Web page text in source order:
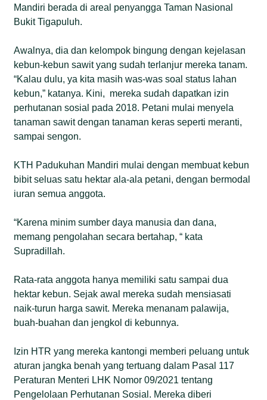
Mandiri berada di areal penyangga Taman Nasional
Bukit Tigapuluh.
Awalnya, dia dan kelompok bingung dengan kejelasan
kebun-kebun sawit yang sudah terlanjur mereka tanam.
“Kalau dulu, ya kita masih was-was soal status lahan
kebun,” katanya. Kini, mereka sudah dapatkan izin
perhutanan sosial pada 2018. Petani mulai menyela
tanaman sawit dengan tanaman keras seperti meranti,
sampai sengon.
KTH Padukuhan Mandiri mulai dengan membuat kebun
bibit seluas satu hektar ala-ala petani, dengan bermodal
iuran semua anggota.
“Karena minim sumber daya manusia dan dana,
memang pengolahan secara bertahap, “ kata
Supradillah.
Rata-rata anggota hanya memiliki satu sampai dua
hektar kebun. Sejak awal mereka sudah mensiasati
naik-turun harga sawit. Mereka menanam palawija,
buah-buahan dan jengkol di kebunnya.
Izin HTR yang mereka kantongi memberi peluang untuk
aturan jangka benah yang tertuang dalam Pasal 117
Peraturan Menteri LHK Nomor 09/2021 tentang
Pengelolaan Perhutanan Sosial. Mereka diberi